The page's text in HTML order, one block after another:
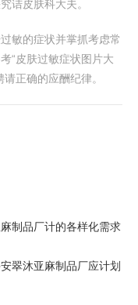
诘皮肤科大夫。
敏的症状并掌抓考虑常
“皮肤过敏症状图片大
正确的应酬纪律。
制品厂计的各样化需求
翠沐亚麻制品厂应计划